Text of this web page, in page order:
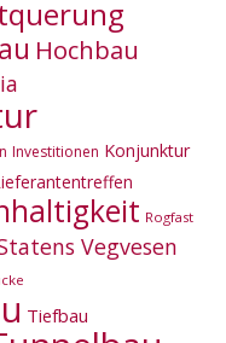
Hochbau
Investitionen Konjunktur
Rogfast
Vegvesen
Tiefbau